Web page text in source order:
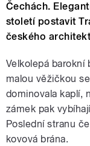
Čechách.
století postavit
českého
Velkolepá barokní
malou věžičkou
dominovala kaplí,
zámek pak
Poslední stranu
kovová brána.